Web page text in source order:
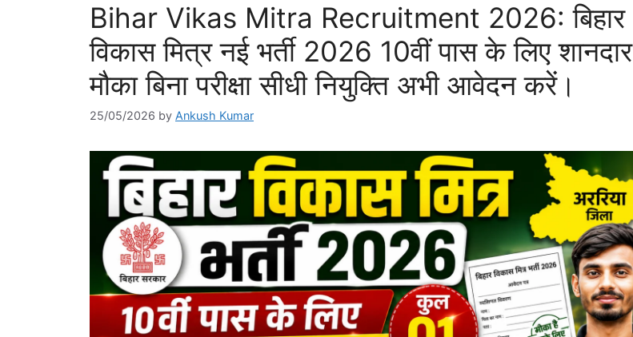
Bihar Vikas Mitra Recruitment 2026: बिहार
विकास मित्र नई भर्ती 2026 10वीं पास के लिए शानदार
मौका बिना परीक्षा सीधी नियुक्ति अभी आवेदन करें।
25/05/2026 by Ankush Kumar